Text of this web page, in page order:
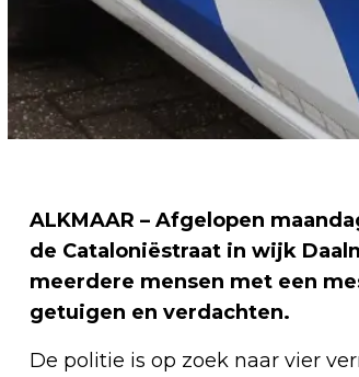
ALKMAAR – Afgelopen
de Cataloniëstraat in wijk
meerdere mensen met een
getuigen en verdachten.
De politie is op zoek naar vier